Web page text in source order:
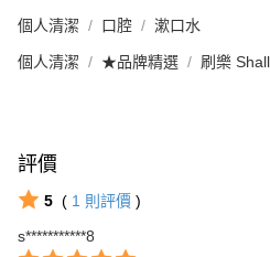
個人清潔 口腔 漱口水
個人清潔 ★品牌精選 刷樂
評價
5 ( 1 則評價 )
s***********8